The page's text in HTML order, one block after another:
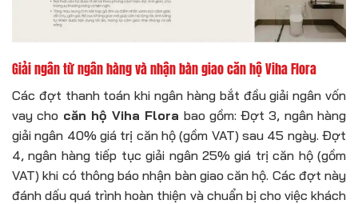
Giải ngân từ ngân hàng và nhận bàn giao căn hộ Viha Flora
Các đợt thanh toán khi ngân hàng bắt đầu giải ngân vốn
vay cho căn hộ Viha Flora bao gồm: Đợt 3, ngân hàng
giải ngân 40% giá trị căn hộ (gồm VAT) sau 45 ngày. Đợt
4, ngân hàng tiếp tục giải ngân 25% giá trị căn hộ (gồm
VAT) khi có thông báo nhận bàn giao căn hộ. Các đợt này
đánh dấu quá trình hoàn thiện và chuẩn bị cho việc khách